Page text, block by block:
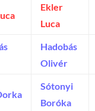
Ekler
Luca
Hadobás
Olivér
Sótonyi
Boróka